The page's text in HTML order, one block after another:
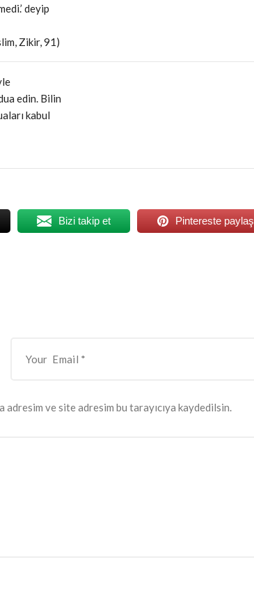
deyip
Zikir, 91)
edin. Bilin
kabul
Bizi takip et Pintereste paylaş
adresim ve site adresim bu tarayıcıya kaydedilsin.